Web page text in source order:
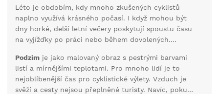
duši. Můžete pozorovat, jak se krajina mění a kvete
kolem vás.
Léto je obdobím, kdy mnoho zkušených cyklistů
naplno využívá krásného počasí. I když mohou být
dny horké, delší letní večery poskytují spoustu času
na vyjížďky po práci nebo během dovolených.
před sluncem a udržovat dostatečnou hydrataci.
Nezapomeňte na opalovací krém a čepici, která vás
ochrání před přehřátím.
Podzim je jako malovaný obraz s pestrými barvami
listí a mírnějšími teplotami. Pro mnoho lidí je to
nejoblíbenější čas pro cyklistické výlety. Vzduch je
svěží a cesty nejsou přeplněné turisty. Navíc, pokud